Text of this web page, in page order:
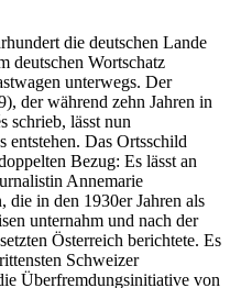
die deutschen Lande
deutschen Wortschatz
unterwegs. Der
der während zehn Jahren in
schrieb, lässt nun
entstehen. Das Ortsschild
Bezug: Es lässt an
Annemarie
die in den 1930er Jahren als
unternahm und nach der
Österreich berichtete. Es
Schweizer
Überfremdungsinitiative von